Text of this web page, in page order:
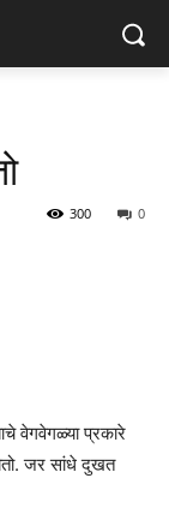
0
300
वेगवेगळ्या प्रकारे
जर सांधे दुखत